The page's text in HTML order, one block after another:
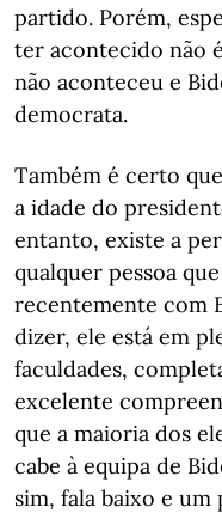
partido. Porém,
ter acontecido não
não aconteceu e
democrata.
Também é certo
a idade do
entanto, existe a
qualquer pessoa
recentemente com
dizer, ele está em
faculdades,
excelente
que a maioria dos
cabe à equipa de
sim, fala baixo e um